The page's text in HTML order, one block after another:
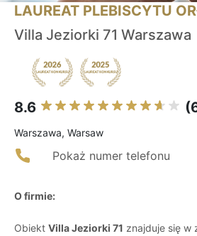
LAUREAT PLEBISCYTU
Villa Jeziorki 71 Warszawa
8.6
Warszawa, Warsaw
Pokaż numer telefonu
O firmie:
Obiekt Villa Jeziorki 71 znajduje się w